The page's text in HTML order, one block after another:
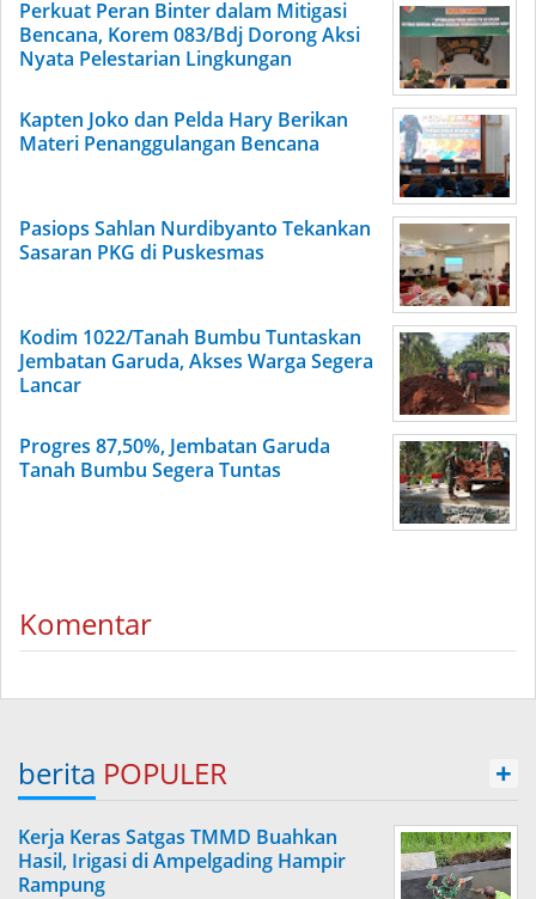
Perkuat Peran Binter dalam Mitigasi
Bencana, Korem 083/Bdj Dorong Aksi
Nyata Pelestarian Lingkungan
Kapten Joko dan Pelda Hary Berikan
Materi Penanggulangan Bencana
Pasiops Sahlan Nurdibyanto Tekankan
Sasaran PKG di Puskesmas
Kodim 1022/Tanah Bumbu Tuntaskan
Jembatan Garuda, Akses Warga Segera
Lancar
Progres 87,50%, Jembatan Garuda
Tanah Bumbu Segera Tuntas
Komentar
berita POPULER +
Kerja Keras Satgas TMMD Buahkan
Hasil, Irigasi di Ampelgading Hampir
Rampung